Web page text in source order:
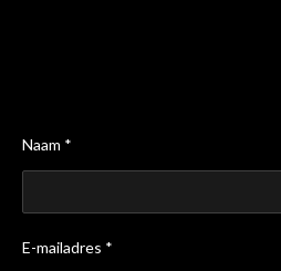
Naam *
E-mailadres *